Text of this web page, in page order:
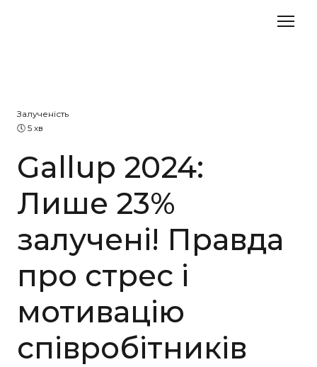
Залученість
🕔 5 хв
Gallup 2024:
Лише 23%
залучені! Правда
про стрес і
мотивацію
співробітників